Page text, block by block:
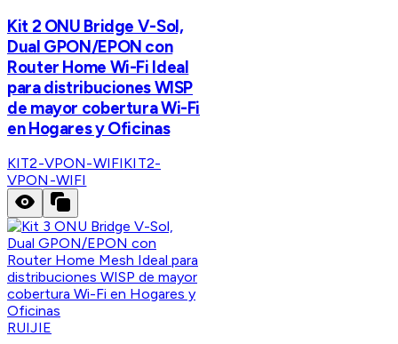
Kit 2 ONU Bridge V-Sol,
Dual GPON/EPON con
Router Home Wi-Fi Ideal
para distribuciones WISP
de mayor cobertura Wi-Fi
en Hogares y Oficinas
KIT2-VPON-WIFIKIT2-
VPON-WIFI
RUIJIE